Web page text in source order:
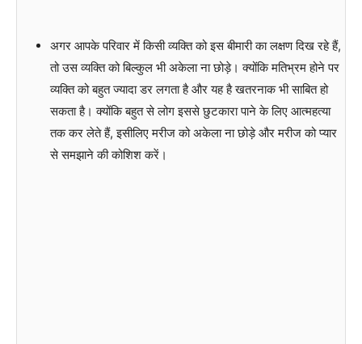
अगर आपके परिवार में किसी व्यक्ति को इस बीमारी का लक्षण दिख रहे हैं,
तो उस व्यक्ति को बिल्कुल भी अकेला ना छोड़े। क्योंकि मतिभ्रम होने पर
व्यक्ति को बहुत ज्यादा डर लगता है और यह है खतरनाक भी साबित हो
सकता है। क्योंकि बहुत से लोग इससे छुटकारा पाने के लिए आत्महत्या
तक कर लेते हैं, इसीलिए मरीज को अकेला ना छोड़े और मरीज को प्यार
से समझाने की कोशिश करें।